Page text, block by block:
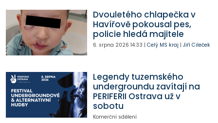
Dvouletého chlapečka v
Havířově pokousal pes,
policie hledá majitele
6. srpna 2026 14:33 | Celý MS kraj | Jiří Cileček
Legendy tuzemského
undergroundu zavítají na
PERIFERII Ostrava už v
sobotu
Komerční sdělení